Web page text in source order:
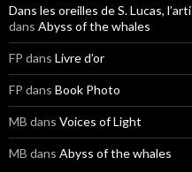
Dans les oreilles de S. Lucas,
dans Abyss of the whales
FP dans Livre d’or
FP dans Book Photo
MB dans Voices of Light
MB dans Abyss of the whales